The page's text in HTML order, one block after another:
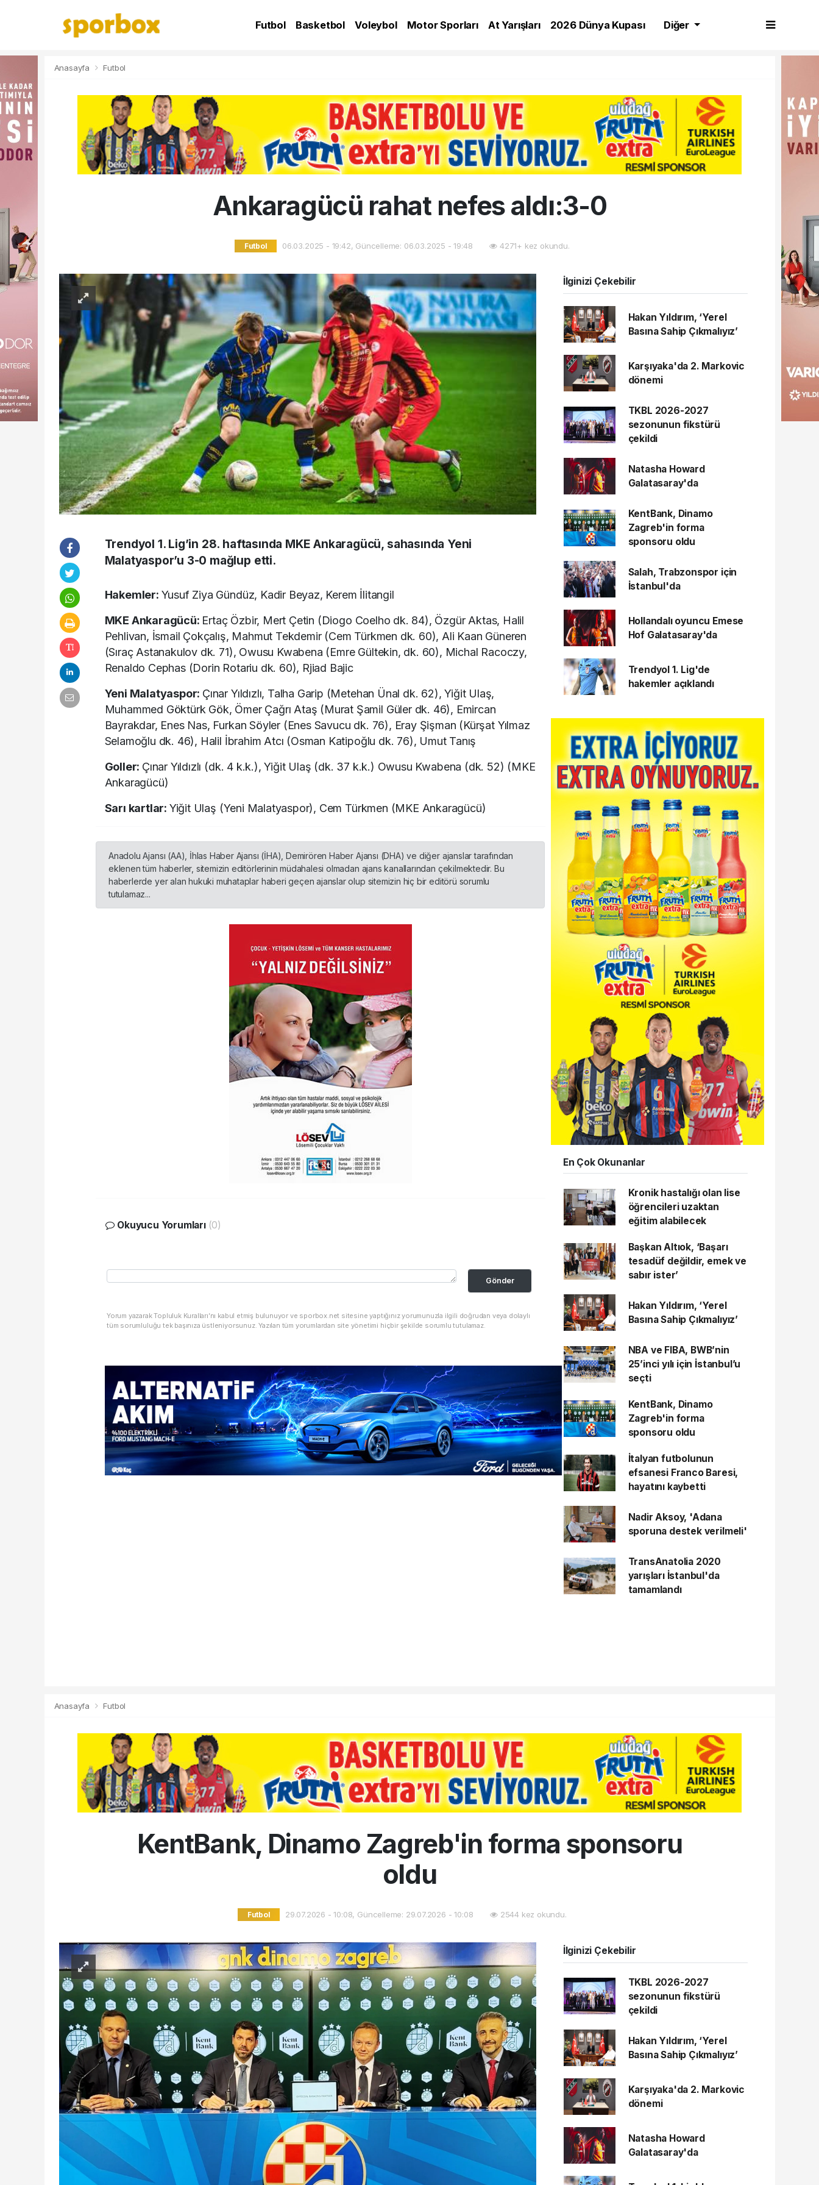
Futbol Basketbol Voleybol Motor Sporları At Yarışları
2026 Dünya Kupası
Diğer
Anasayfa Futbol
Ankaragücü rahat nefes aldı:3-0
Futbol 06.03.2025 - 19:42, Güncelleme: 06.03.2025 - 19:48 4271+ kez okundu.
Trendyol 1. Lig’in 28. haftasında MKE Ankaragücü, sahasında Yeni
Malatyaspor’u 3-0 mağlup etti.
Hakemler: Yusuf Ziya Gündüz, Kadir Beyaz, Kerem İlitangil
MKE Ankaragücü: Ertaç Özbir, Mert Çetin (Diogo Coelho dk. 84), Özgür Aktas, Halil
Pehlivan, İsmail Çokçalış, Mahmut Tekdemir (Cem Türkmen dk. 60), Ali Kaan Güneren
(Sıraç Astanakulov dk. 71), Owusu Kwabena (Emre Gültekin, dk. 60), Michal Racoczy,
Renaldo Cephas (Dorin Rotariu dk. 60), Rjiad Bajic
Yeni Malatyaspor: Çınar Yıldızlı, Talha Garip (Metehan Ünal dk. 62), Yiğit Ulaş,
Muhammed Göktürk Gök, Ömer Çağrı Ataş (Murat Şamil Güler dk. 46), Emircan
Bayrakdar, Enes Nas, Furkan Söyler (Enes Savucu dk. 76), Eray Şişman (Kürşat Yılmaz
Selamoğlu dk. 46), Halil İbrahim Atcı (Osman Katipoğlu dk. 76), Umut Tanış
Goller: Çınar Yıldızlı (dk. 4 k.k.), Yiğit Ulaş (dk. 37 k.k.) Owusu Kwabena (dk. 52) (MKE
Ankaragücü)
Sarı kartlar: Yiğit Ulaş (Yeni Malatyaspor), Cem Türkmen (MKE Ankaragücü)
Anadolu Ajansı (AA), İhlas Haber Ajansı (İHA), Demirören Haber Ajansı (DHA) ve diğer ajanslar tarafından
eklenen tüm haberler, sitemizin editörlerinin müdahalesi olmadan ajans kanallarından çekilmektedir. Bu
haberlerde yer alan hukuki muhataplar haberi geçen ajanslar olup sitemizin hiç bir editörü sorumlu
tutulamaz...
Okuyucu Yorumları (0)
Gönder
Yorum yazarak Topluluk Kuralları’nı kabul etmiş bulunuyor ve sporbox.net sitesine yaptığınız yorumunuzla ilgili doğrudan veya dolaylı
tüm sorumluluğu tek başınıza üstleniyorsunuz. Yazılan tüm yorumlardan site yönetimi hiçbir şekilde sorumlu tutulamaz.
İlginizi Çekebilir
Hakan Yıldırım, ‘Yerel
Basına Sahip Çıkmalıyız’
Karşıyaka'da 2. Markovic
dönemi
TKBL 2026-2027
sezonunun fikstürü
çekildi
Natasha Howard
Galatasaray'da
KentBank, Dinamo
Zagreb'in forma
sponsoru oldu
Salah, Trabzonspor için
İstanbul'da
Hollandalı oyuncu Emese
Hof Galatasaray'da
Trendyol 1. Lig'de
hakemler açıklandı
En Çok Okunanlar
Kronik hastalığı olan lise
öğrencileri uzaktan
eğitim alabilecek
Başkan Altıok, ‘Başarı
tesadüf değildir, emek ve
sabır ister’
Hakan Yıldırım, ‘Yerel
Basına Sahip Çıkmalıyız’
NBA ve FIBA, BWB’nin
25’inci yılı için İstanbul’u
seçti
KentBank, Dinamo
Zagreb'in forma
sponsoru oldu
İtalyan futbolunun
efsanesi Franco Baresi,
hayatını kaybetti
Nadir Aksoy, 'Adana
sporuna destek verilmeli'
TransAnatolia 2020
yarışları İstanbul'da
tamamlandı
Anasayfa Futbol
KentBank, Dinamo Zagreb'in forma sponsoru
oldu
Futbol 29.07.2026 - 10:08, Güncelleme: 29.07.2026 - 10:08 2544 kez okundu.
İlginizi Çekebilir
TKBL 2026-2027
sezonunun fikstürü
çekildi
Hakan Yıldırım, ‘Yerel
Basına Sahip Çıkmalıyız’
Karşıyaka'da 2. Markovic
dönemi
Natasha Howard
Galatasaray'da